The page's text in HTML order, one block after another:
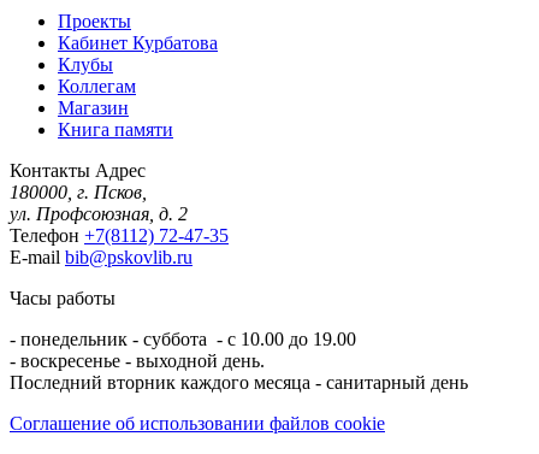
Проекты
Кабинет Курбатова
Клубы
Коллегам
Магазин
Книга памяти
Контакты Адрес
180000, г. Псков,
ул. Профсоюзная, д. 2
Телефон +7(8112) 72-47-35
E-mail bib@pskovlib.ru
Часы работы
- понедельник - суббота - с 10.00 до 19.00
- воскресенье - выходной день.
Последний вторник каждого месяца - санитарный день
Соглашение об использовании файлов cookie